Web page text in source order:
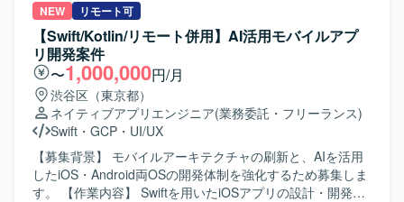
アプリ開発に携わっていただきます。
QA）に加わり、仕様検討からリリース・効果分析まで一貫
してご担当いただきます。Swiftを用いたiOSアプリの設計・
開発・保守・運用を中心に、SwiftUIによるUI実装やアーキ
テクチャ設計を含めた実装・運用全般を担っていただきま
す。あわせて、Kotlinを用いたAndroidアプリ開発にも関与
し、Jetpack ComposeによるUI実装など、iOS側の知見を活
かした両OSでの開発を行っていただきます。Claudeなどの
AIツールを活用しながら実装計画の策定、コード生成、レ
ビューの効率化を進め、モバイルアーキテクチャの設計や
ドメイン分離による開発並列性向上に向けた刷新を推進し
ていただきます。また、PdM・デザイナーと連携しつつ、
NEW リモート可
【Swift/Kotlin/リモート併用】AI活用モバイルアプ
リ開発案件
〜1,000,000円/月
渋谷区（東京都）
ネイティブアプリエンジニア(業務委託・フリーランス)
Swift ・ GCP ・ UI/UX
【募集背景】 モバイルアーキテクチャの刷新と、AIを活用
したiOS・Android両OSの開発体制を強化するため募集しま
す。 【作業内容】 Swiftを用いたiOSアプリの設計・開発・